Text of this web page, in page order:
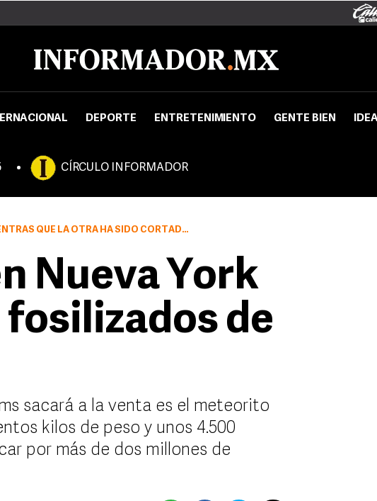
DEPORTE ENTRETENIMIENTO GENTE BIEN
CÍRCULO INFORMADOR
CORTADA Y PULIDA Y PERMITE OBSERVAR SU INTERIOR.
Nueva York
de
sacará a la venta es el meteorito
kilos de peso y unos 4.500
por más de dos millones de